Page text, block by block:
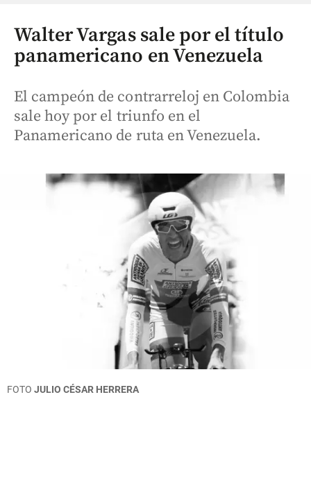
Walter Vargas sale por el título
panamericano en Venezuela
El campeón de contrarreloj en Colombia
sale hoy por el triunfo en el
Panamericano de ruta en Venezuela.
FOTO JULIO CÉSAR HERRERA